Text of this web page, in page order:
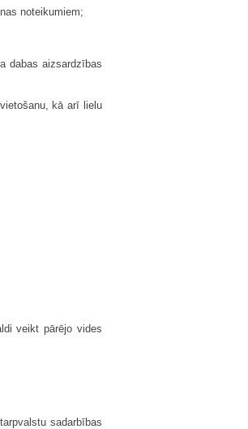
noteikumiem;
dabas aizsardzības
kā arī lielu
veikt pārējo vides
sadarbības